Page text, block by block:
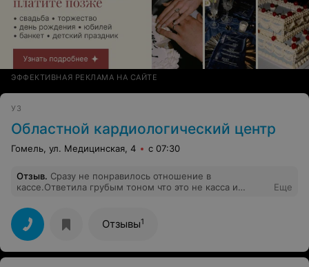
ЭФФЕКТИВНАЯ РЕКЛАМА НА САЙТЕ
УЗ
Областной кардиологический центр
Гомель, ул. Медицинская, 4 с 07:30
Отзыв. Сразу не понравилось отношение в
кассе.Ответила грубым тоном что это не касса и
55.В режиме работы обед не указан.Я человек и
понимаю всё,но хамское отношение не могу понять...
Еще
Отзывы1